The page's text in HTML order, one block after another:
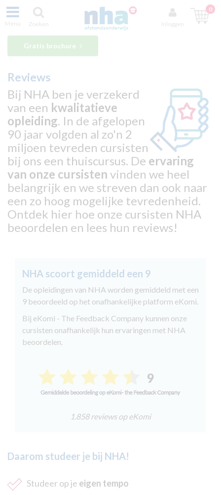
Menu Zoeken Inloggen
0
Gratis brochure
Reviews
Bij NHA ben je verzekerd
van een kwalitatieve
opleiding. In de afgelopen
90 jaar volgden al zo'n 2
miljoen tevreden cursisten
bij ons een thuiscursus. De ervaring
van onze cursisten vinden we heel
belangrijk en we streven dan ook naar
een zo hoog mogelijke tevredenheid.
Ontdek hier hoe onze cursisten NHA
beoordelen en lees hun reviews!
NHA scoort gemiddeld een 9
De opleidingen van NHA worden gemiddeld met een
9 beoordeeld op het onafhankelijke platform eKomi.
Bij eKomi - The Feedback Company kunnen onze
cursisten onafhankelijk hun ervaringen met NHA
beoordelen.
1.858 reviews op eKomi
Daarom studeer je bij NHA!
Studeer op je eigen tempo